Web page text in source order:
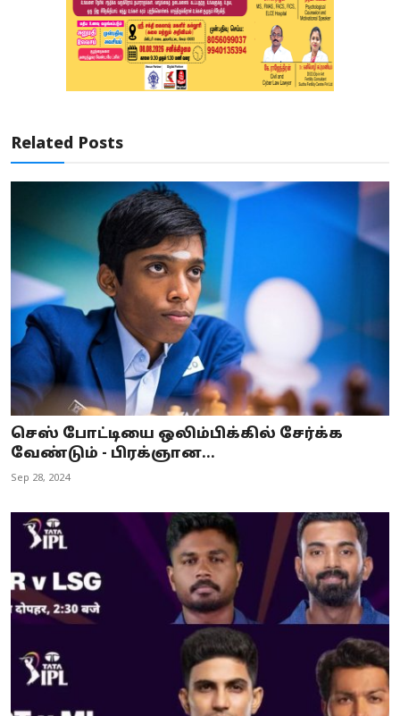
Related Posts
செஸ் போட்டியை ஒலிம்பிக்கில் சேர்க்க
வேண்டும் - பிரக்ஞான...
Sep 28, 2024